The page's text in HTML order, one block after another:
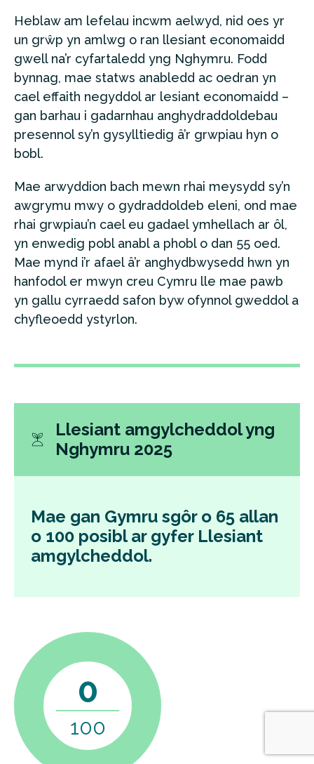
Heblaw am lefelau incwm aelwyd, nid oes yr
un grŵp yn amlwg o ran llesiant economaidd
gwell na’r cyfartaledd yng Nghymru. Fodd
bynnag, mae statws anabledd ac oedran yn
cael effaith negyddol ar lesiant economaidd –
gan barhau i gadarnhau anghydraddoldebau
presennol sy’n gysylltiedig â’r grwpiau hyn o
bobl.
Mae arwyddion bach mewn rhai meysydd sy’n
awgrymu mwy o gydraddoldeb eleni, ond mae
rhai grwpiau’n cael eu gadael ymhellach ar ôl,
yn enwedig pobl anabl a phobl o dan 55 oed.
Mae mynd i’r afael â’r anghydbwysedd hwn yn
hanfodol er mwyn creu Cymru lle mae pawb
yn gallu cyrraedd safon byw ofynnol gweddol a
chyfleoedd ystyrlon.
Llesiant amgylcheddol yng
Nghymru 2025
Mae gan Gymru sgôr o 65 allan
o 100 posibl ar gyfer Llesiant
amgylcheddol.
0
100